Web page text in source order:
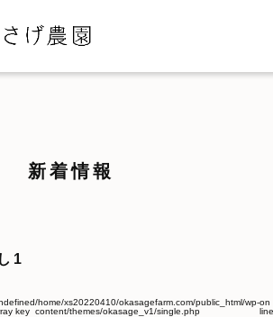
新着情報
1
key
/home/xs20220410/okasagefarm.com/public_html/wp-
content/themes/okasage_v1/single.php
on